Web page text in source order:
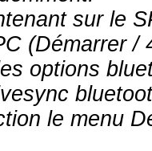
sur le
(Démarrer /
options
le menu